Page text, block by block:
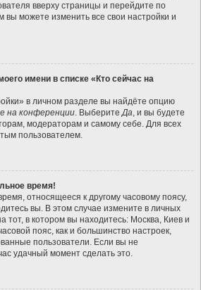
вверху страницы и перейдите по
вы можете изменить все свои настройки и
имени в списке «Кто сейчас на
в личном разделе вы найдёте опцию
на конференции. ВыберитеДа, и вы будете
модераторам и самому себе. Для всех
пользователем.
время!
относящееся к другому часовому поясу,
вы. В этом случае измените в личных
тот, в котором вы находитесь: Москва, Киев и
пояс, как и большинство настроек,
пользователи. Если вы не
удачный момент сделать это.